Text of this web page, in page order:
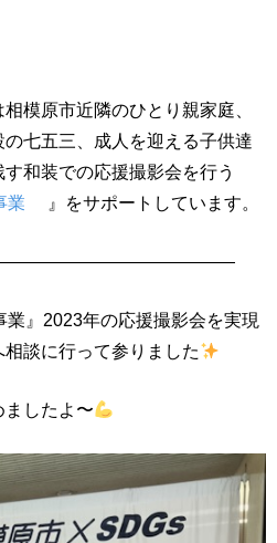
模原市近隣のひとり親家庭、
七五三、成人を迎える子供達
和装での応援撮影会を行う
業 』をサポートしています。
業』2023年の応援撮影会を実現
談に行って参りました
ましたよ〜